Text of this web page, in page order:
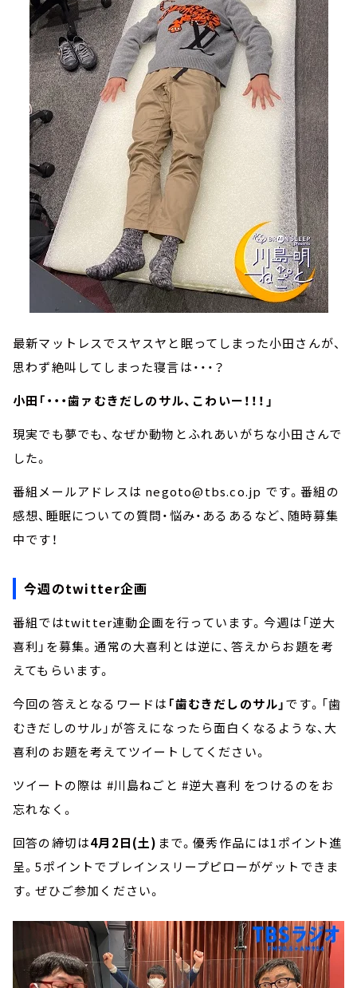
最新マットレスでスヤスヤと眠ってしまった小田さんが、
思わず絶叫してしまった寝言は・・・？
小田「・・・歯ァむきだしのサル、こわいー！！！」
現実でも夢でも、なぜか動物とふれあいがちな小田さんで
した。
番組メールアドレスは negoto@tbs.co.jp です。番組の
感想、睡眠についての質問・悩み・あるあるなど、随時募集
中です！
今週のtwitter企画
番組ではtwitter連動企画を行っています。今週は「逆大
喜利」を募集。通常の大喜利とは逆に、答えからお題を考
えてもらいます。
今回の答えとなるワードは 「歯むきだしのサル」です。「歯
むきだしのサル」が答えになったら面白くなるような、大
喜利のお題を考えてツイートしてください。
ツイートの際は #川島ねごと #逆大喜利 をつけるのをお
忘れなく。
回答の締切は4月2日(土) まで。優秀作品には1ポイント進
呈。5ポイントでブレインスリープピローがゲットできま
す。ぜひご参加ください。